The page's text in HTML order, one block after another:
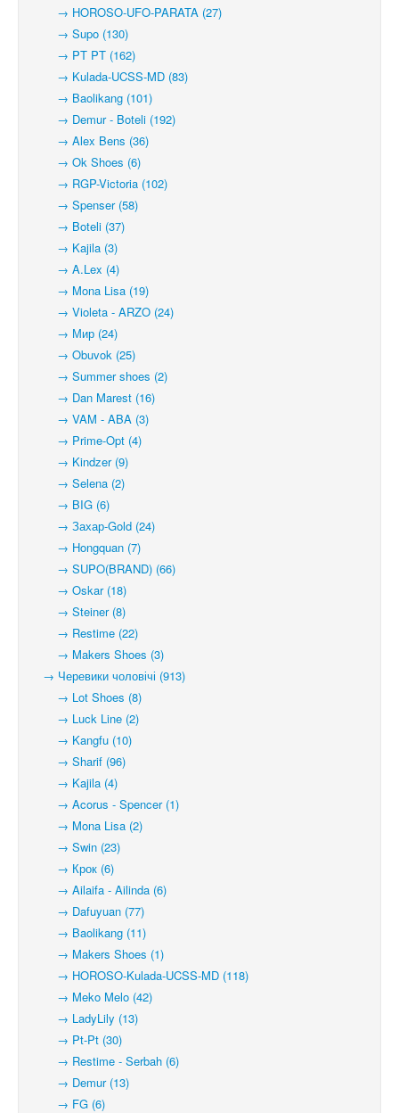
→ HOROSO-UFO-PARATA (27)
→ Supo (130)
→ PT PT (162)
→ Kulada-UCSS-MD (83)
→ Baolikang (101)
→ Demur - Boteli (192)
→ Alex Bens (36)
→ Ok Shoes (6)
→ RGP-Victoria (102)
→ Spenser (58)
→ Boteli (37)
→ Kajila (3)
→ A.Lex (4)
→ Mona Lisa (19)
→ Violeta - ARZO (24)
→ Мир (24)
→ Obuvok (25)
→ Summer shoes (2)
→ Dan Marest (16)
→ VAM - ABA (3)
→ Prime-Opt (4)
→ Kindzer (9)
→ Selena (2)
→ BIG (6)
→ Захар-Gold (24)
→ Hongquan (7)
→ SUPO(BRAND) (66)
→ Oskar (18)
→ Steiner (8)
→ Restime (22)
→ Makers Shoes (3)
→ Черевики чоловічі (913)
→ Lot Shoes (8)
→ Luck Line (2)
→ Kangfu (10)
→ Sharif (96)
→ Kajila (4)
→ Acorus - Spencer (1)
→ Mona Lisa (2)
→ Swin (23)
→ Крок (6)
→ Ailaifa - Ailinda (6)
→ Dafuyuan (77)
→ Baolikang (11)
→ Makers Shoes (1)
→ HOROSO-Kulada-UCSS-MD (118)
→ Meko Melo (42)
→ LadyLily (13)
→ Pt-Pt (30)
→ Restime - Serbah (6)
→ Demur (13)
→ FG (6)